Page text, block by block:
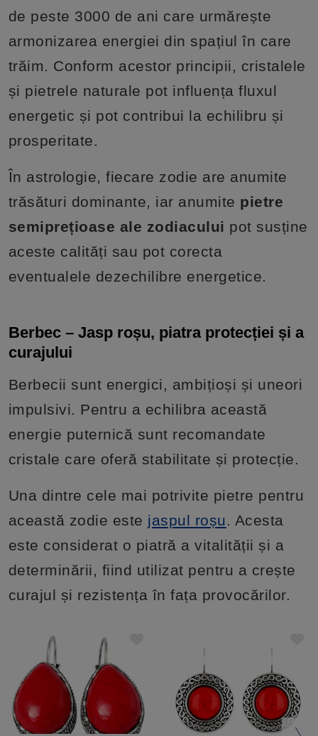
de peste 3000 de ani care urmărește
armonizarea energiei din spațiul în care
trăim. Conform acestor principii, cristalele
și pietrele naturale pot influența fluxul
energetic și pot contribui la echilibru și
prosperitate.
În astrologie, fiecare zodie are anumite
trăsături dominante, iar anumite pietre
semiprețioase ale zodiacului pot susține
aceste calități sau pot corecta
eventualele dezechilibre energetice.
Berbec – Jasp roșu, piatra protecției și a
curajului
Berbecii sunt energici, ambițioși și uneori
impulsivi. Pentru a echilibra această
energie puternică sunt recomandate
cristale care oferă stabilitate și protecție.
Una dintre cele mai potrivite pietre pentru
această zodie este jaspul roșu. Acesta
este considerat o piatră a vitalității și a
determinării, fiind utilizat pentru a crește
curajul și rezistența în fața provocărilor.